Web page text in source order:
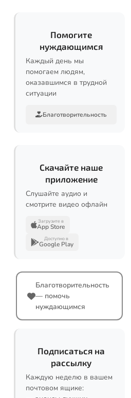
Помогите
нуждающимся
Каждый день мы
помогаем людям,
оказавшимся в трудной
ситуации
Благотворительность
Скачайте наше
приложение
Слушайте аудио и
смотрите видео офлайн
Загрузите в
App Store
Доступно в
Google Play
Благотворительность
— помочь
нуждающимся
Подписаться на
рассылку
Каждую неделю в вашем
почтовом ящике: